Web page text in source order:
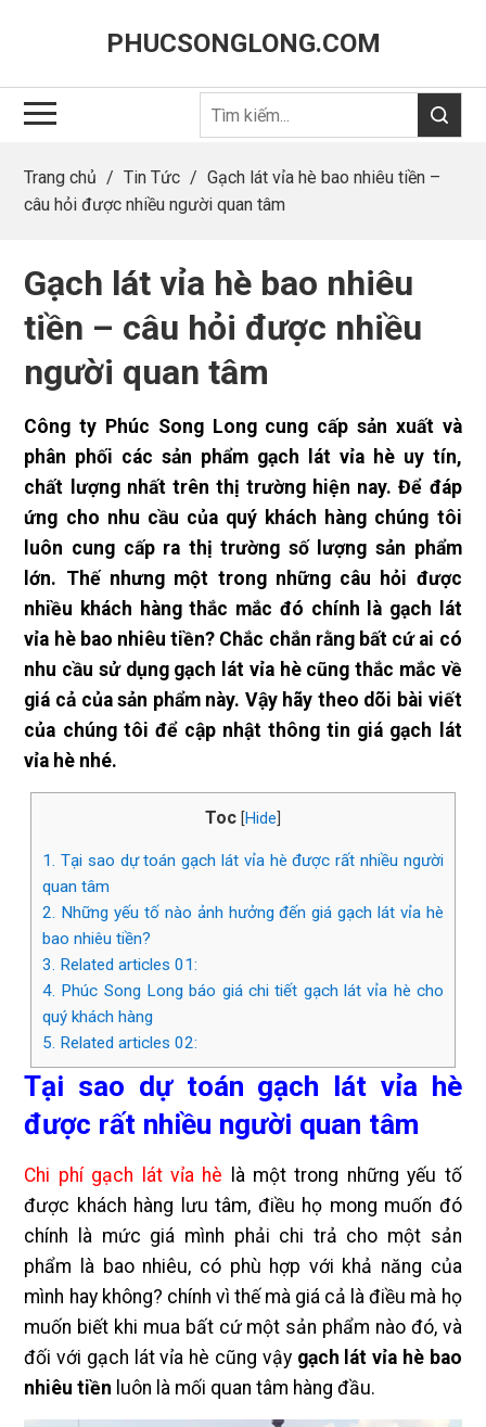
PHUCSONGLONG.COM
Trang chủ / Tin Tức / Gạch lát vỉa hè bao nhiêu tiền –
câu hỏi được nhiều người quan tâm
Gạch lát vỉa hè bao nhiêu
tiền – câu hỏi được nhiều
người quan tâm
Công ty Phúc Song Long cung cấp sản xuất và
phân phối các sản phẩm gạch lát vỉa hè uy tín,
chất lượng nhất trên thị trường hiện nay. Để đáp
ứng cho nhu cầu của quý khách hàng chúng tôi
luôn cung cấp ra thị trường số lượng sản phẩm
lớn. Thế nhưng một trong những câu hỏi được
nhiều khách hàng thắc mắc đó chính là gạch lát
vỉa hè bao nhiêu tiền? Chắc chắn rằng bất cứ ai có
nhu cầu sử dụng gạch lát vỉa hè cũng thắc mắc về
giá cả của sản phẩm này. Vậy hãy theo dõi bài viết
của chúng tôi để cập nhật thông tin giá gạch lát
vỉa hè nhé.
Toc [Hide
1. Tại sao dự toán gạch lát vỉa hè được rất nhiều người
quan tâm
2. Những yếu tố nào ảnh hưởng đến giá gạch lát vỉa hè
bao nhiêu tiền?
3. Related articles 01:
4. Phúc Song Long báo giá chi tiết gạch lát vỉa hè cho
quý khách hàng
5. Related articles 02:
Tại sao dự toán gạch lát vỉa hè
được rất nhiều người quan tâm
Chi phí gạch lát vỉa hè
là một trong những yếu tố
được khách hàng lưu tâm, điều họ mong muốn đó
chính là mức giá mình phải chi trả cho một sản
phẩm là bao nhiêu, có phù hợp với khả năng của
mình hay không? chính vì thế mà giá cả là điều mà họ
muốn biết khi mua bất cứ một sản phẩm nào đó, và
đối với gạch lát vỉa hè cũng vậy gạch lát vỉa hè bao
nhiêu tiền luôn là mối quan tâm hàng đầu.